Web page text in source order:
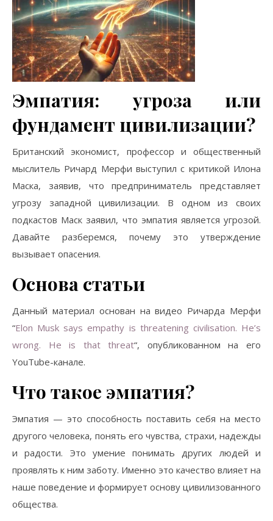
Эмпатия: угроза или
фундамент цивилизации?
Британский экономист, профессор и общественный
мыслитель Ричард Мерфи выступил с критикой Илона
Маска, заявив, что предприниматель представляет
угрозу западной цивилизации. В одном из своих
подкастов Маск заявил, что эмпатия является угрозой.
Давайте разберемся, почему это утверждение
вызывает опасения.
Основа статьи
Данный материал основан на видео Ричарда Мерфи
“Elon Musk says empathy is threatening civilisation. He’s
wrong. He is that threat“, опубликованном на его
YouTube-канале.
Что такое эмпатия?
Эмпатия — это способность поставить себя на место
другого человека, понять его чувства, страхи, надежды
и радости. Это умение понимать других людей и
проявлять к ним заботу. Именно это качество влияет на
наше поведение и формирует основу цивилизованного
общества.